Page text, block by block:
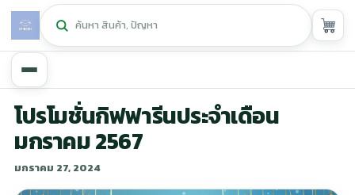
หน้าหลัก
ศูนย์กิฟฟารีน
สุขภาพและการแก้ปัญหา ▾
โปรโมชั่นกิฟฟารีนประจำเดือน
มกราคม 2567
มกราคม 27, 2024